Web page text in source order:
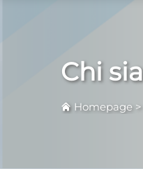
Chi
Homepage >